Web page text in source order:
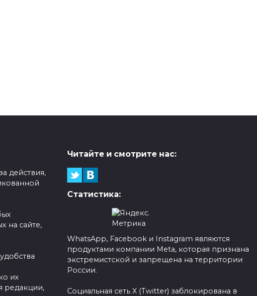
действия,
на сайте,
их
редакции,
Читайте и смотрите нас:
Статистика:
WhatsApp, Facebook и Instagram являются
продуктами компании Meta, которая признана
экстремистской и запрещена на территории
России.
Социальная сеть X (Twitter) заблокирована в